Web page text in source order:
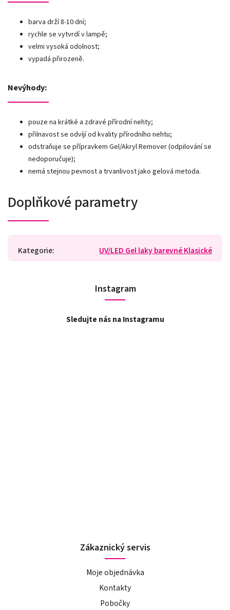
barva drží 8-10 dní;
rychle se vytvrdí v lampě;
velmi vysoká odolnost;
vypadá přirozeně.
Nevýhody:
pouze na krátké a zdravé přírodní nehty;
přilnavost se odvíjí od kvality přírodního nehtu;
odstraňuje se přípravkem Gel/Akryl Remover (odpilování se
nedoporučuje);
nemá stejnou pevnost a trvanlivost jako gelová metoda.
Doplňkové parametry
Kategorie: UV/LED Gel laky barevné Klasické
Instagram
Sledujte nás na Instagramu
Zákaznický servis
Moje objednávka
Kontakty
Pobočky